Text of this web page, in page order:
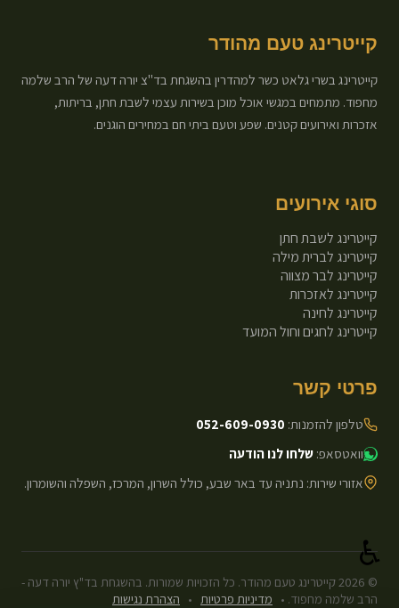
קייטרינג טעם מהודר
קייטרינג בשרי גלאט כשר למהדרין בהשגחת בד"צ יורה דעה של הרב שלמה
מחפוד. מתמחים במגשי אוכל מוכן בשירות עצמי לשבת חתן, בריתות,
אזכרות ואירועים קטנים. שפע וטעם ביתי חם במחירים הוגנים.
סוגי אירועים
קייטרינג לשבת חתן
קייטרינג לברית מילה
קייטרינג לבר מצווה
קייטרינג לאזכרות
קייטרינג לחינה
קייטרינג לחגים וחול המועד
פרטי קשר
טלפון להזמנות: 052-609-0930
וואטסאפ: שלחו לנו הודעה
אזורי שירות: נתניה עד באר שבע, כולל השרון, המרכז, השפלה והשומרון.
©
2026קייטרינג טעם מהודר. כל הזכויות שמורות. בהשגחת בד"ץ יורה דעה -
הרב שלמה מחפוד. • מדיניות פרטיות • הצהרת נגישות
♿